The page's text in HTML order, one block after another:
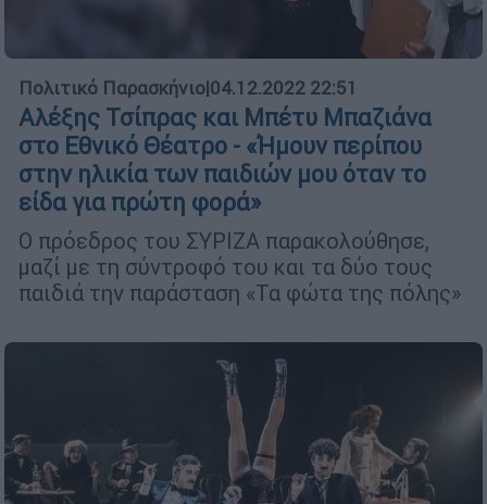
Πολιτικό Παρασκήνιο|04.12.2022 22:51
Αλέξης Τσίπρας και Μπέτυ Μπαζιάνα
στο Εθνικό Θέατρο - «Ήμουν περίπου
στην ηλικία των παιδιών μου όταν το
είδα για πρώτη φορά»
Ο πρόεδρος του ΣΥΡΙΖΑ παρακολούθησε,
μαζί με τη σύντροφό του και τα δύο τους
παιδιά την παράσταση «Τα φώτα της πόλης»